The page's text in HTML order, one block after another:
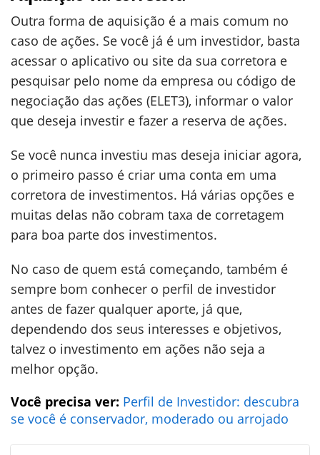
Outra forma de aquisição é a mais comum no
caso de ações. Se você já é um investidor, basta
acessar o aplicativo ou site da sua corretora e
pesquisar pelo nome da empresa ou código de
negociação das ações (ELET3), informar o valor
que deseja investir e fazer a reserva de ações.
Se você nunca investiu mas deseja iniciar agora,
o primeiro passo é criar uma conta em uma
corretora de investimentos. Há várias opções e
muitas delas não cobram taxa de corretagem
para boa parte dos investimentos.
No caso de quem está começando, também é
sempre bom conhecer o perfil de investidor
antes de fazer qualquer aporte, já que,
dependendo dos seus interesses e objetivos,
talvez o investimento em ações não seja a
melhor opção.
Você precisa ver: Perfil de Investidor: descubra
se você é conservador, moderado ou arrojado